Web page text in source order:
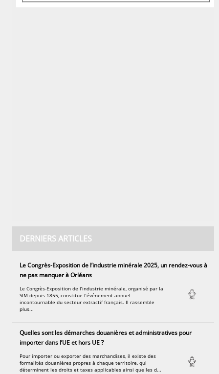
DERNIERS ARTICLES
Le Congrès-Exposition de l’industrie minérale 2025, un rendez-vous à
ne pas manquer à Orléans
Le Congrès-Exposition de l’industrie minérale, organisé par la
SIM depuis 1855, constitue l’événement annuel
incontournable du secteur extractif français. Il rassemble
plus...
Quelles sont les démarches douanières et administratives pour
importer dans l’UE et hors UE ?
Pour importer ou exporter des marchandises, il existe des
formalités douanières propres à chaque territoire, qui
déterminent les droits et taxes applicables ainsi que les d...